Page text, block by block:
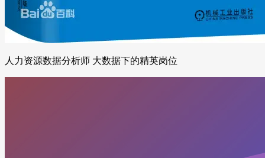
人力资源数据分析师 大数据下的精英岗位